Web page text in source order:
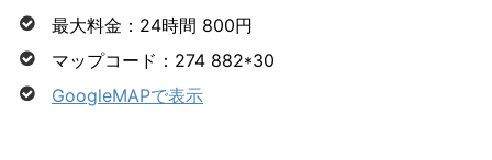
最大料金：24時間 800円
マップコード：274 882*30
GoogleMAPで表示